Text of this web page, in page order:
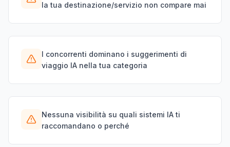
la tua destinazione/servizio non compare mai
I concorrenti dominano i suggerimenti di
viaggio IA nella tua categoria
Nessuna visibilità su quali sistemi IA ti
raccomandano o perché